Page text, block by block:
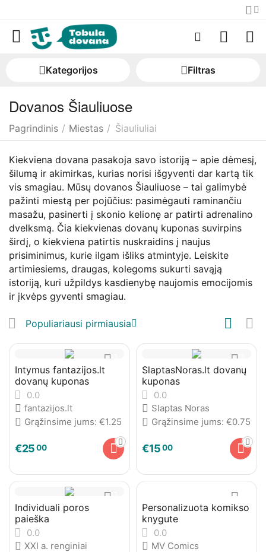
Kategorijos Filtras
Dovanos Šiauliuose
Pagrindinis / Miestas / Šiauliuliai
Kiekviena dovana pasakoja savo istoriją – apie dėmesį,
šilumą ir akimirkas, kurias norisi išgyventi dar kartą tik
vis smagiau. Mūsų dovanos Šiauliuose – tai galimybė
pažinti miestą per pojūčius: pasimėgauti raminančiu
masažu, pasinerti į skonio kelionę ar patirti adrenalino
dvelksmą. Čia kiekvienas dovanų kuponas suvirpins
širdį, o kiekviena patirtis nuskraidins į naujus
prisiminimus, kurie ilgam išliks atmintyje. Leiskite
artimiesiems, draugas, kolegoms sukurti savąją
istoriją, kuri užpildys kasdienybę naujomis emocijomis
ir įkvėps gyventi smagiau.
Populiariausi pirmiausia
Intymus fantazijos.lt
dovanų kuponas
0.0
fantazijos.lt
Grąžinsime jums: €1.25
€2500
SlaptasNoras.lt dovanų
kuponas
0.0
Slaptas Noras
Grąžinsime jums: €0.75
€1500
Individuali poros
paieška
0.0
XXI a. renginiai
Personalizuota komikso
knygute
0.0
MV Comics